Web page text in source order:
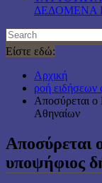
ΔΕΔΟΜΕΝΑ
Είστε εδώ:
Αρχική
ροή ειδήσεων
Αποσύρεται ο
Αθηναίων
Αποσύρεται
υποψήφιος